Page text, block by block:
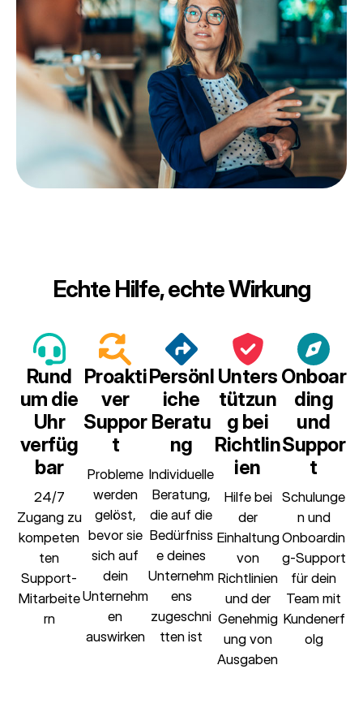
Echte Hilfe, echte Wirkung
Rund
um die
Uhr
verfüg
bar
24/7
Zugang zu
kompeten
ten
Support-
Mitarbeite
rn
Proakti
ver
Suppor
t
Probleme
werden
gelöst,
bevor sie
sich auf
dein
Unternehm
en
auswirken
Persönl
iche
Beratu
ng
Individuelle
Beratung,
die auf die
Bedürfniss
e deines
Unternehm
ens
zugeschni
tten ist
Unters
tützun
g bei
Richtlin
ien
Hilfe bei
der
Einhaltung
von
Richtlinien
und der
Genehmig
ung von
Ausgaben
Onboar
ding
und
Suppor
t
Schulunge
n und
Onboardin
g-Support
für dein
Team mit
Kundenerf
olg